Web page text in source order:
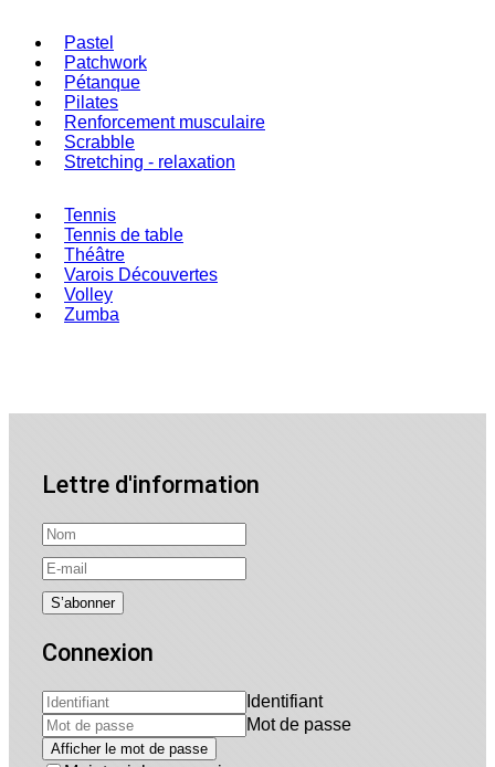
Pastel
Patchwork
Pétanque
Pilates
Renforcement musculaire
Scrabble
Stretching - relaxation
Tennis
Tennis de table
Théâtre
Varois Découvertes
Volley
Zumba
Lettre d'information
Connexion
Identifiant
Mot de passe
Afficher le mot de passe